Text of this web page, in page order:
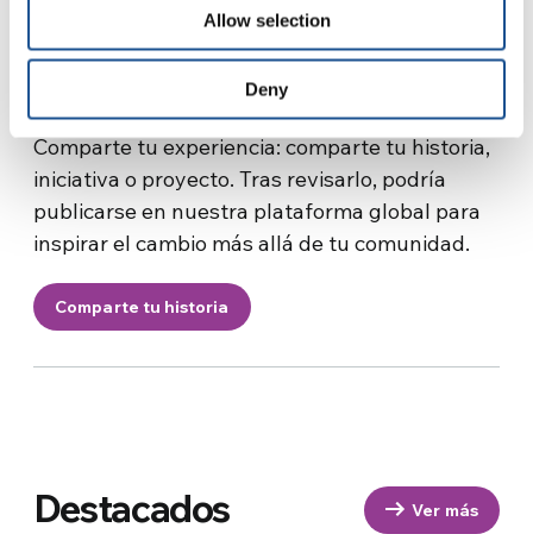
Allow selection
Deny
el poder de la acción
Comparte tu experiencia: comparte tu historia,
iniciativa o proyecto. Tras revisarlo, podría
publicarse en nuestra plataforma global para
inspirar el cambio más allá de tu comunidad.
Comparte tu historia
Destacados Ver más